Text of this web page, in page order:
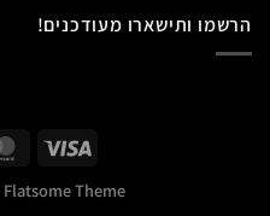
הרשמו ותישארו מעודכנים!
Flatsome Theme